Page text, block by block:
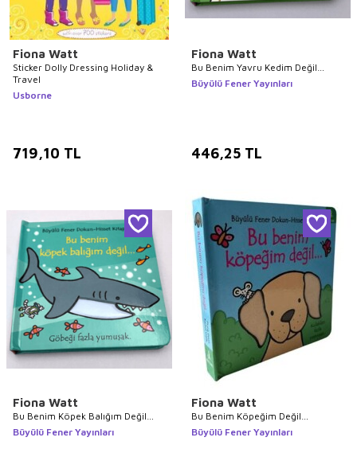
Fiona Watt
Sticker Dolly Dressing Holiday &
Travel
Usborne
719,10 TL
Fiona Watt
Bu Benim Yavru Kedim Değil…
Büyülü Fener Yayınları
446,25 TL
Fiona Watt
Bu Benim Köpek Balığım Değil…
Büyülü Fener Yayınları
Fiona Watt
Bu Benim Köpeğim Değil…
Büyülü Fener Yayınları